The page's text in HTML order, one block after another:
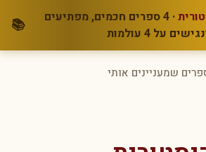
· 4 ספרים חכמים, מפתיעים
על 4 עולמות
📚
שמעניינים אותי